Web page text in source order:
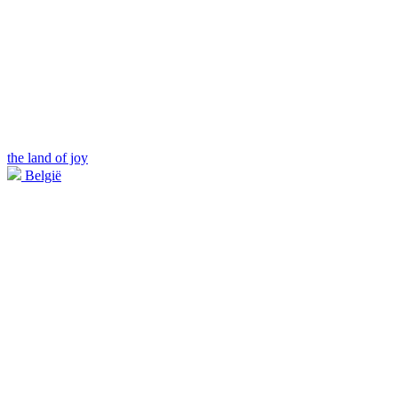
the land of joy
België